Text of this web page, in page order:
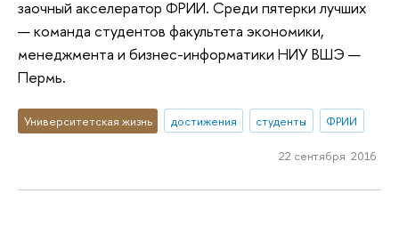
заочный акселератор ФРИИ. Среди пятерки лучших
— команда студентов факультета экономики,
менеджмента и бизнес-информатики НИУ ВШЭ —
Пермь.
Университетская жизнь достижения студенты ФРИИ
22 сентября 2016